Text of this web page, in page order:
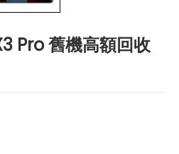
Pro 舊機高額回收